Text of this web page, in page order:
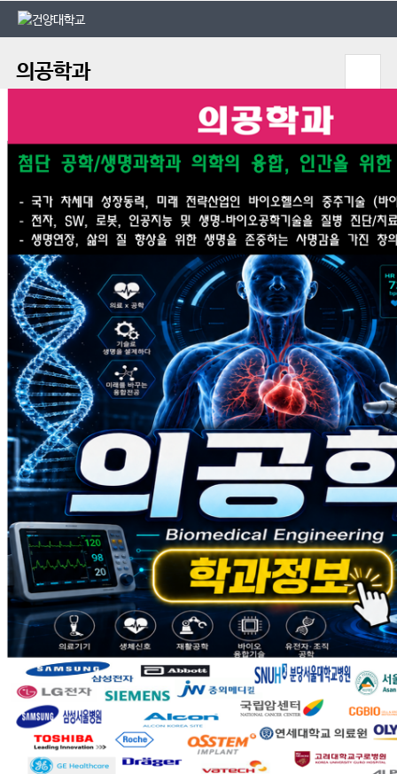
본문 바로가기
대메뉴 바로가기
의공학과
학과공지
[메디컬앵커사업] 1인 크리에이터 AI 숏폼 경진대회 참가 안내 2026-08-07
[메디컬앵커사업] 2026년도 공공데이터 활용 공모전 참가 안내 2026-08-07
지역대학 의료기기 전문가 양성교육 프로그램 2026-07-16
[메디컬RISE사업]DSC 공유대학 특화 비교과 프로그램 참가 협 2026-05-26
대학공지
Q&A
궁금하신 사항이나학과정보를 원하시면 물어보세요.
교육과정
의공학과의교육과정을 소개합니다.
강의자료실
강의에 필요한자료를 다운받으세요.